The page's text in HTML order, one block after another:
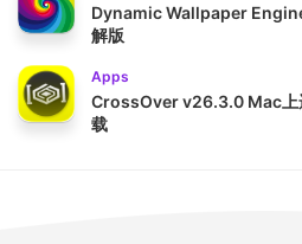
Dynamic Wallpaper
解版
Apps
CrossOver v26.3.0 Mac
载